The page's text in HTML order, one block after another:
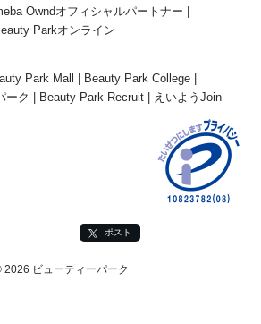
Owndオフィシャルパートナー
Parkオンライン
Park Mall
Beauty Park College
ーク
Beauty Park Recruit えいようJoin
ポスト
2026 ビューティーパーク